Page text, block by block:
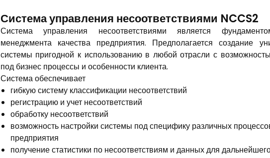
Система управления несоответствиями NCCS2
Система управления несоответствиями является
менеджмента качества предприятия. Предполагается создание
системы пригодной к использованию в любой отрасли с
под бизнес процессы и особенности клиента.
Система обеспечивает
гибкую систему классификации несоответствий
регистрацию и учет несоответствий
обработку несоответствий
возможность настройки системы под специфику различных
предприятия
получение статистики по несоответствиям и данных для